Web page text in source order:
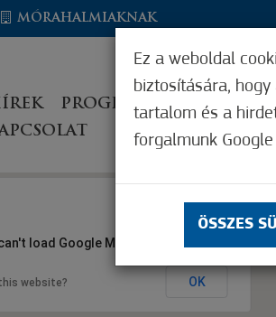
MÓRAHALMIAKNAK
PROGRAMOK ÍGY
load Google Maps correctly.
website? OK
Ez a weboldal
biztosítására,
tartalom és a
forgalmunk
ÖSSZES